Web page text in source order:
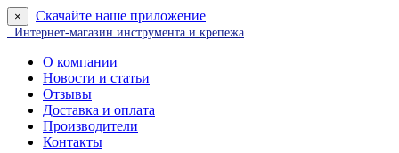
× Скачайте наше приложение
Интернет-магазин инструмента и крепежа
О компании
Новости и статьи
Отзывы
Доставка и оплата
Производители
Контакты